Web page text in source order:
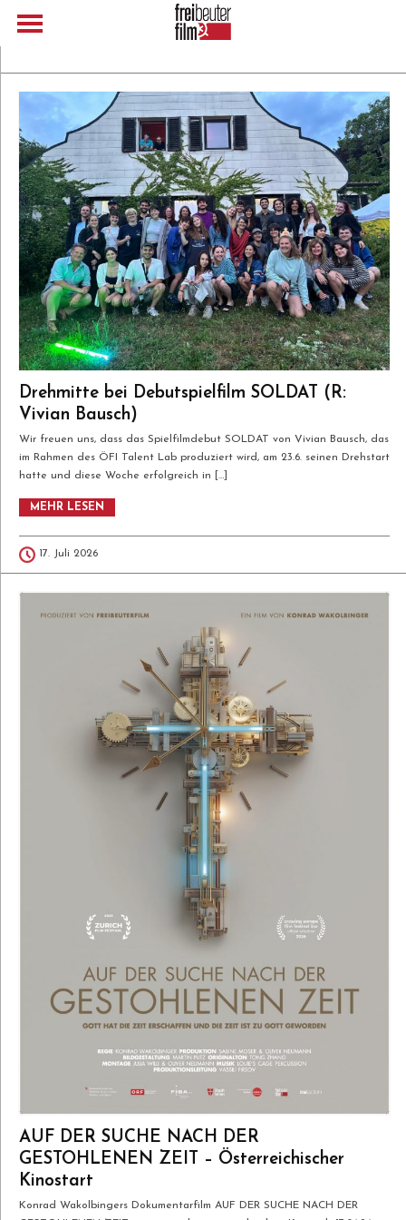
SOLDAT von Vivian Bausch, das im
wird, am 23.6. seinen Drehstart hatte und
diese Woche erfolgreich in der Drehmitte
angekommen ist! Im Rahmen des
Projektes wird eine ökologische und
nachhaltige Produktionsweise in
Anlehnung an die Green Filming
Richtlinien des Österreichischen
Filminstituts angestrebt und Maßnahmen
zur CO2 Reduktion, Ressourcenschonung
und Müllvermeidung unter Einbindung
aller Filmschaffenden werden umgesetzt.
Drehmitte bei Debutspielfilm SOLDAT (R:
Vivian Bausch)
Wir freuen uns, dass das Spielfilmdebut SOLDAT von Vivian Bausch, das
im Rahmen des ÖFI Talent Lab produziert wird, am 23.6. seinen Drehstart
hatte und diese Woche erfolgreich in […]
MEHR LESEN
17. Juli 2026
AUF DER SUCHE NACH DER
GESTOHLENEN ZEIT – Österreichischer
Kinostart
Konrad Wakolbingers Dokumentarfilm AUF DER SUCHE NACH DER